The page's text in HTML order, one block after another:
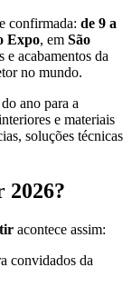
confirmada: de 9 a
Expo, em São
acabamentos da
no mundo.
ano para a
e materiais
soluções técnicas
2026?
acontece assim:
convidados da